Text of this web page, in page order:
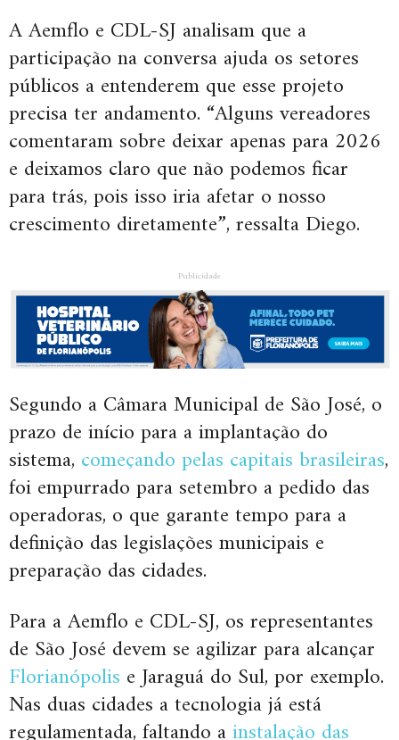
A Aemflo e CDL-SJ analisam que a
participação na conversa ajuda os setores
públicos a entenderem que esse projeto
precisa ter andamento. “Alguns vereadores
comentaram sobre deixar apenas para 2026
e deixamos claro que não podemos ficar
para trás, pois isso iria afetar o nosso
crescimento diretamente”, ressalta Diego.
Publicidade
Segundo a Câmara Municipal de São José, o
prazo de início para a implantação do
sistema, começando pelas capitais brasileiras,
foi empurrado para setembro a pedido das
operadoras, o que garante tempo para a
definição das legislações municipais e
preparação das cidades.
Para a Aemflo e CDL-SJ, os representantes
de São José devem se agilizar para alcançar
Florianópolis e Jaraguá do Sul, por exemplo.
Nas duas cidades a tecnologia já está